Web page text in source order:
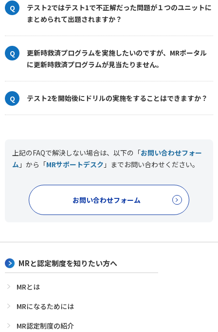
テスト2ではテスト1で不正解だった問題が１つのユニットに
まとめられて出題されますか？
更新時救済プログラムを実施したいのですが、MRポータル
に更新時救済プログラムが見当たりません。
テスト2を開始後にドリルの実施をすることはできますか？
上記のFAQで解決しない場合は、以下の「お問い合わせフォー
ム 」から「MRサポートデスク 」までお問い合わせください。
お問い合わせフォーム
MRと認定制度を知りたい方へ
MRとは
MRになるためには
MR認定制度の紹介